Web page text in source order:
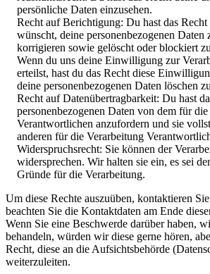
persönliche Daten einzusehen.
Recht auf Berichtigung: Du hast das
wünscht, deine personenbezogenen Daten
korrigieren sowie gelöscht oder blockiert
Wenn du uns deine Einwilligung zur
erteilst, hast du das Recht diese
deine personenbezogenen Daten löschen
Recht auf Datenübertragbarkeit: Du hast
personenbezogenen Daten von dem für
Verantwortlichen anzufordern und sie
anderen für die Verarbeitung
Widerspruchsrecht: Sie können der
widersprechen. Wir halten sie ein, es sei
Gründe für die Verarbeitung.
Um diese Rechte auszuüben, kontaktieren
beachten Sie die Kontaktdaten am Ende
Wenn Sie eine Beschwerde darüber haben,
behandeln, würden wir diese gerne hören,
Recht, diese an die Aufsichtsbehörde
weiterzuleiten.